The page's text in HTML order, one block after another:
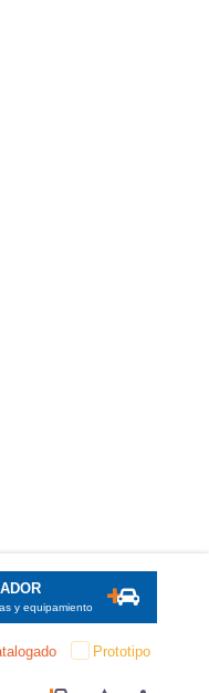
y equipamiento
Prototipo